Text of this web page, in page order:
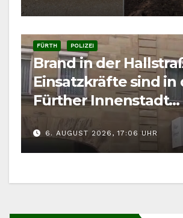
FÜRTH POLIZEI
Brand in der
Einsatzkräfte sind in
Fürther Innenstadt
gefordert
6. AUGUST 2026, 17:06 UHR